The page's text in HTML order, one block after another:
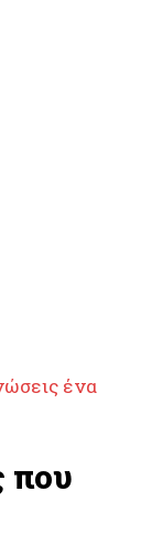
ένα
που